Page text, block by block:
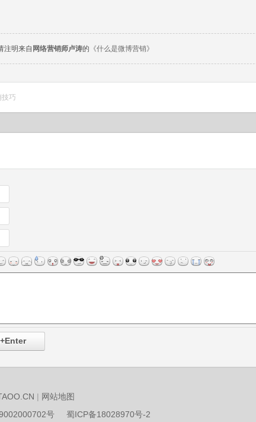
注明来自 网络营销师卢涛的 《什么是微博营销》
巧
| 网站地图
号
蜀ICP备18028970号-2